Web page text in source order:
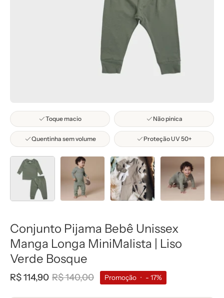
Toque macio Não pinica
Quentinha sem volume Proteção UV 50+
Conjunto Pijama Bebê Unissex
Manga Longa MiniMalista | Liso
Verde Bosque
R$ 114,90 R$ 140,00 Promoção • - 17%